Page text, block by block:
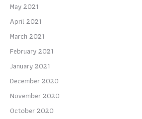
May 2021
April 2021
March 2021
February 2021
January 2021
December 2020
November 2020
October 2020